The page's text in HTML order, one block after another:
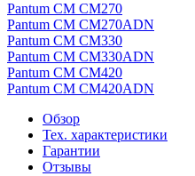
Pantum CM CM270
Pantum CM CM270ADN
Pantum CM CM330
Pantum CM CM330ADN
Pantum CM CM420
Pantum CM CM420ADN
Обзор
Тех. характеристики
Гарантии
Отзывы